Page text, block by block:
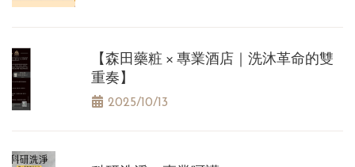
【森田藥粧 × 專業酒店｜洗沐革命的雙
重奏】
2025/10/13